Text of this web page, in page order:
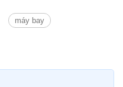
máy bay